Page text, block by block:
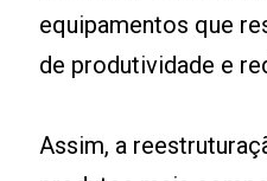
equipamentos que
de produtividade e
Assim, a